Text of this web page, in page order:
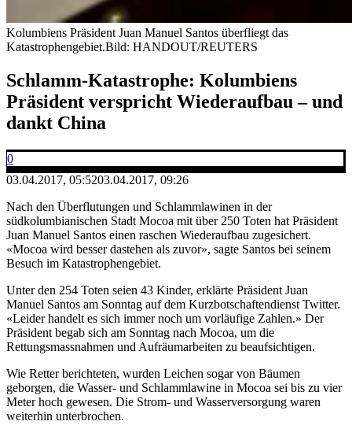
Kolumbiens Präsident Juan Manuel Santos überfliegt das
Katastrophengebiet.Bild: HANDOUT/REUTERS
Schlamm-Katastrophe: Kolumbiens
Präsident verspricht Wiederaufbau – und
dankt China
0
03.04.2017, 05:5203.04.2017, 09:26
Nach den Überflutungen und Schlammlawinen in der
südkolumbianischen Stadt Mocoa mit über 250 Toten hat Präsident
Juan Manuel Santos einen raschen Wiederaufbau zugesichert.
«Mocoa wird besser dastehen als zuvor», sagte Santos bei seinem
Besuch im Katastrophengebiet.
Unter den 254 Toten seien 43 Kinder, erklärte Präsident Juan
Manuel Santos am Sonntag auf dem Kurzbotschaftendienst Twitter.
«Leider handelt es sich immer noch um vorläufige Zahlen.» Der
Präsident begab sich am Sonntag nach Mocoa, um die
Rettungsmassnahmen und Aufräumarbeiten zu beaufsichtigen.
Wie Retter berichteten, wurden Leichen sogar von Bäumen
geborgen, die Wasser- und Schlammlawine in Mocoa sei bis zu vier
Meter hoch gewesen. Die Strom- und Wasserversorgung waren
weiterhin unterbrochen.